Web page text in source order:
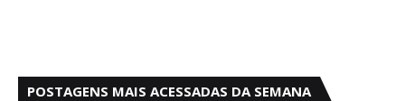
POSTAGENS MAIS ACESSADAS DA SEMANA